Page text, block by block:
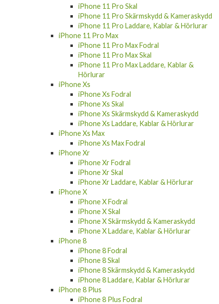
iPhone 11 Pro Skärmskydd & Kameraskydd
iPhone 11 Pro Laddare, Kablar & Hörlurar
iPhone 11 Pro Max
iPhone 11 Pro Max Fodral
iPhone 11 Pro Max Skal
iPhone 11 Pro Max Laddare, Kablar &
Hörlurar
iPhone Xs
iPhone Xs Fodral
iPhone Xs Skal
iPhone Xs Skärmskydd & Kameraskydd
iPhone Xs Laddare, Kablar & Hörlurar
iPhone Xs Max
iPhone Xs Max Fodral
iPhone Xr
iPhone Xr Fodral
iPhone Xr Skal
iPhone Xr Laddare, Kablar & Hörlurar
iPhone X
iPhone X Fodral
iPhone X Skal
iPhone X Skärmskydd & Kameraskydd
iPhone X Laddare, Kablar & Hörlurar
iPhone 8
iPhone 8 Fodral
iPhone 8 Skal
iPhone 8 Skärmskydd & Kameraskydd
iPhone 8 Laddare, Kablar & Hörlurar
iPhone 8 Plus
iPhone 8 Plus Fodral
iPhone 8 Plus Laddare, Kablar & Hörlurar